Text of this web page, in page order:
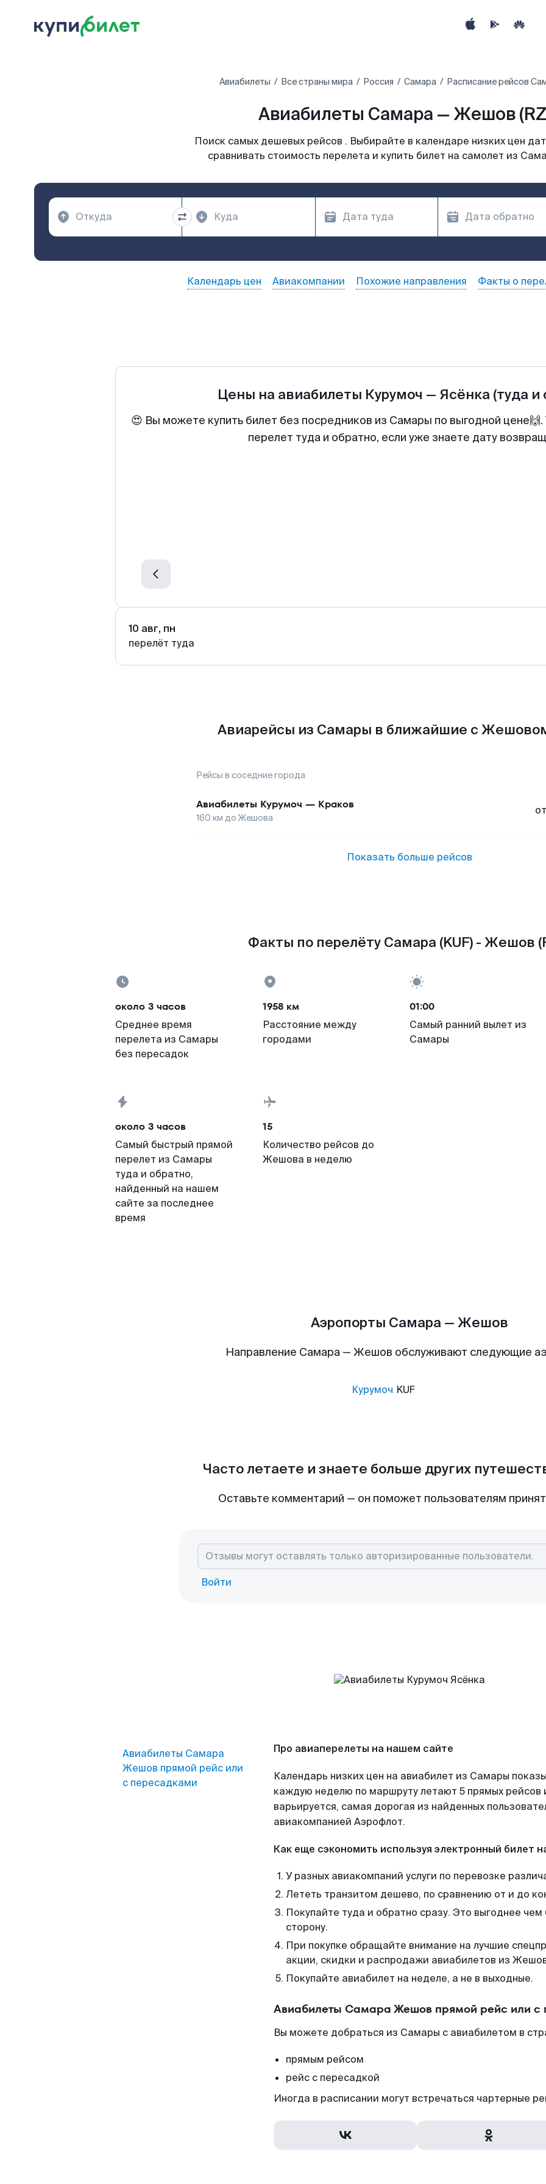
Авиабилеты Все страны мира Россия Самара Расписание рейсов
Авиабилеты Самара — Жешов
Поиск самых дешевых рейсов . Выбирайте в календаре низких цен
сравнивать стоимость перелета и купить билет на самолет из
Календарь цен Авиакомпании Похожие направления Факты о
Цены на авиабилеты Курумоч — Ясёнка (туда и
😍 Вы можете купить билет без посредников из Самары по выгодной
перелет туда и обратно, если уже знаете дату
10 авг, пн
перелёт туда
Авиарейсы из Самары в ближайшие с
Рейсы в соседние города
Авиабилеты Курумоч — Краков
160 км до Жешова
от
Показать больше рейсов
Факты по перелёту Самара (KUF) - Жешов
около 3 часов
Среднее время
перелета из Самары
без пересадок
1958 км
Расстояние между
городами
01:00
Самый ранний вылет из
Самары
около 3 часов
Самый быстрый прямой
перелет из Самары
туда и обратно,
найденный на нашем
сайте за последнее
время
15
Количество рейсов до
Жешова в неделю
Аэропорты Самара — Жешов
Направление Самара — Жешов обслуживают следующие
Курумоч KUF
Часто летаете и знаете больше других
Оставьте комментарий — он поможет пользователям
Войти
Авиабилеты Самара
Жешов прямой рейс или
с пересадками
Про авиаперелеты на нашем сайте
Календарь низких цен на авиабилет из Самары
каждую неделю по маршруту летают 5 прямых рейсов
варьируется, самая дорогая из найденных
авиакомпанией Аэрофлот.
Как еще сэкономить используя электронный билет
У разных авиакомпаний услуги по перевозке
Лететь транзитом дешево, по сравнению от и до
Покупайте туда и обратно сразу. Это выгоднее
сторону.
При покупке обращайте внимание на лучшие
акции, скидки и распродажи авиабилетов из
Покупайте авиабилет на неделе, а не в выходные.
Авиабилеты Самара Жешов прямой рейс или с
Вы можете добраться из Самары с авиабилетом в
прямым рейсом
рейс с пересадкой
Иногда в расписании могут встречаться чартерные